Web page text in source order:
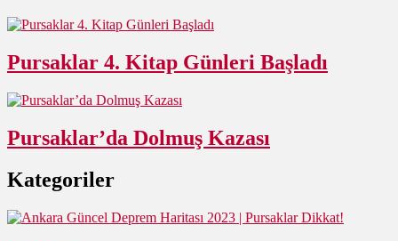
Pursaklar 4. Kitap Günleri Başladı
Pursaklar’da Dolmuş Kazası
Kategoriler